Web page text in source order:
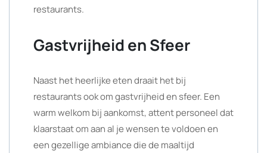
restaurants.
Gastvrijheid en Sfeer
Naast het heerlijke eten draait het bij
restaurants ook om gastvrijheid en sfeer. Een
warm welkom bij aankomst, attent personeel dat
klaarstaat om aan al je wensen te voldoen en
een gezellige ambiance die de maaltijd